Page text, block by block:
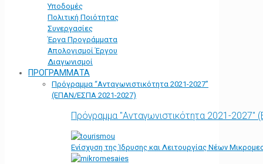
Υποδομές
Πολιτική Ποιότητας
Συνεργασίες
Έργα Προγράμματα
Απολογισμοί Έργου
Διαγωνισμοί
ΠΡΟΓΡΑΜΜΑΤΑ
Πρόγραμμα “Ανταγωνιστικότητα 2021-2027”
(ΕΠΑΝ/ΕΣΠΑ 2021-2027)
Πρόγραμμα "Ανταγωνιστικότητα 2021-
Ενίσχυση της Ίδρυσης και Λειτουργίας Νέων